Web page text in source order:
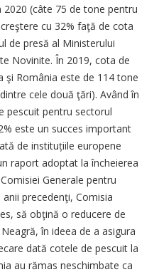
(câte 75 de tone pentru
cu 32% faţă de cota
de presă al Ministerului
Novinite. În 2019, cota de
şi România este de 114 tone
cele două ţări). Având în
pescuit pentru sectorul
este un succes important
de instituțiile europene
raport adoptat la încheierea
Generale pentru
precedenţi, Comisia
să obţină o reducere de
în ideea de a asigura
dată cotele de pescuit la
au rămas ne­schimbate ca